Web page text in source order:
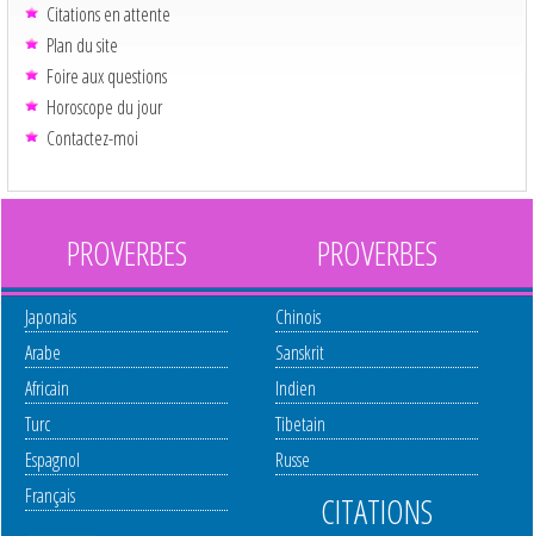
Citations en attente
Plan du site
Foire aux questions
Horoscope du jour
Contactez-moi
PROVERBES
Japonais
Arabe
Africain
Turc
Espagnol
Français
PROVERBES
Chinois
Sanskrit
Indien
Tibetain
Russe
CITATIONS